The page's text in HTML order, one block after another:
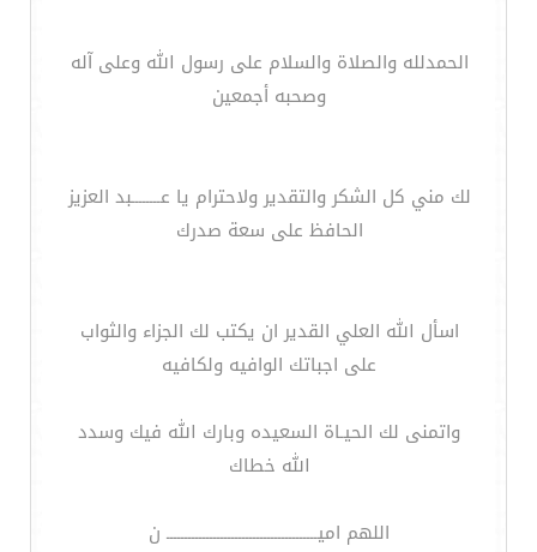
الحمدلله والصلاة والسلام على رسول الله وعلى آله
وصحبه أجمعين
لك مني كل الشكر والتقدير ولاحترام يا عــــــــبد العزيز
الحافظ على سعة صدرك
اسأل الله العلي القدير ان يكتب لك الجزاء والثواب
على اجباتك الوافيه ولكافيه
واتمنى لك الحيـاة السعيده وبارك الله فيك وسدد
الله خطاك
اللهم اميــــــــــــــــــــــــــــــــــــــــــ ن